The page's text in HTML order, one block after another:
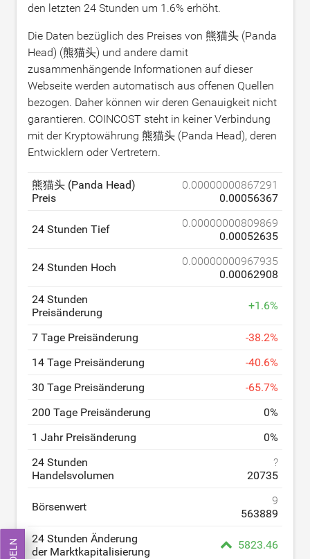
den letzten 24 Stunden um 1.6% erhöht.
Die Daten bezüglich des Preises von 熊猫头 (Panda
Head) (熊猫头) und andere damit
zusammenhängende Informationen auf dieser
Webseite werden automatisch aus offenen Quellen
bezogen. Daher können wir deren Genauigkeit nicht
garantieren. COINCOST steht in keiner Verbindung
mit der Kryptowährung 熊猫头 (Panda Head), deren
Entwicklern oder Vertretern.
熊猫头 (Panda Head)
Preis
0.00000000867291
0.00056367
24 Stunden Tief
0.00000000809869
0.00052635
24 Stunden Hoch
0.00000000967935
0.00062908
24 Stunden
Preisänderung
+1.6%
7 Tage Preisänderung -38.2%
14 Tage Preisänderung
-40.6%
30 Tage Preisänderung
-65.7%
200 Tage Preisänderung
0%
1 Jahr Preisänderung
0%
24 Stunden
Handelsvolumen
?
20735
Börsenwert
9
563889
24 Stunden Änderung
der Marktkapitalisierung
5823.46